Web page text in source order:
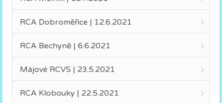
RCA Dobroměřice | 12.6.2021
RCA Bechyně | 6.6.2021
Májové RCVS | 23.5.2021
RCA Klobouky | 22.5.2021